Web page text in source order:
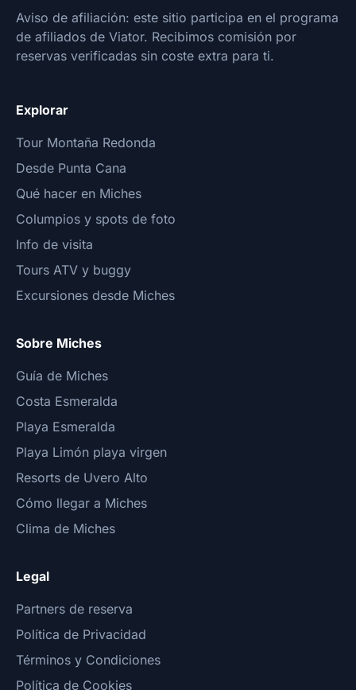
Aviso de afiliación: este sitio participa en el programa
de afiliados de Viator. Recibimos comisión por
reservas verificadas sin coste extra para ti.
Explorar
Tour Montaña Redonda
Desde Punta Cana
Qué hacer en Miches
Columpios y spots de foto
Info de visita
Tours ATV y buggy
Excursiones desde Miches
Sobre Miches
Guía de Miches
Costa Esmeralda
Playa Esmeralda
Playa Limón playa virgen
Resorts de Uvero Alto
Cómo llegar a Miches
Clima de Miches
Legal
Partners de reserva
Política de Privacidad
Términos y Condiciones
Política de Cookies